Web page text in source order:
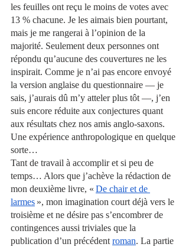
les feuilles ont reçu le moins de votes avec
13 % chacune. Je les aimais bien pourtant,
mais je me rangerai à l’opinion de la
majorité. Seulement deux personnes ont
répondu qu’aucune des couvertures ne les
inspirait. Comme je n’ai pas encore envoyé
la version anglaise du questionnaire — je
sais, j’aurais dû m’y atteler plus tôt —, j’en
suis encore réduite aux conjectures quant
aux résultats chez nos amis anglo-saxons.
Une expérience anthropologique en quelque
sorte…
Tant de travail à accomplir et si peu de
temps… Alors que j’achève la rédaction de
mon deuxième livre, « De chair et de
larmes », mon imagination court déjà vers le
troisième et ne désire pas s’encombrer de
contingences aussi triviales que la
publication d’un précédent roman. La partie